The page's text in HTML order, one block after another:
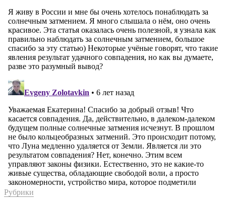
Рубрики